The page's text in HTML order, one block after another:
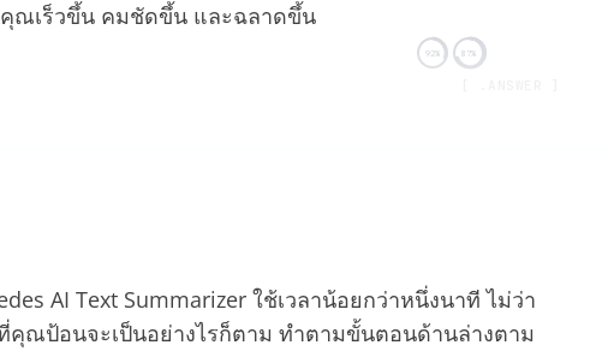
92% 87%
คุณเร็วขึ้น คมชัดขึ้น และฉลาดขึ้น
AI Text Summarizer ใช้เวลาน้อยกว่าหนึ่งนาที ไม่ว่า
คุณป้อนจะเป็นอย่างไรก็ตาม ทำตามขั้นตอนด้านล่างตาม